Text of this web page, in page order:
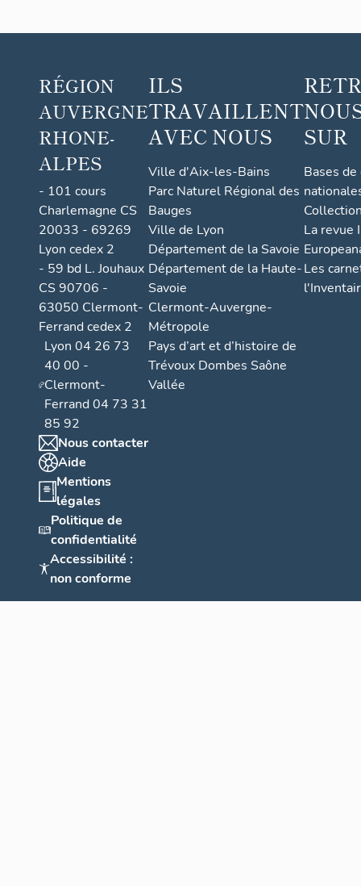
RÉGION
AUVERGNE
RHONE-
ALPES
- 101 cours
Charlemagne CS
20033 - 69269
Lyon cedex 2
- 59 bd L. Jouhaux
CS 90706 -
63050 Clermont-
Ferrand cedex 2
Lyon 04 26 73
40 00 -
Clermont-
Ferrand 04 73 31
85 92
Nous contacter
Aide
Mentions
légales
Politique de
confidentialité
Accessibilité :
non conforme
ILS
TRAVAILLENT
AVEC NOUS
Ville d'Aix-les-Bains
Parc Naturel Régional des
Bauges
Ville de Lyon
Département de la Savoie
Département de la Haute-
Savoie
Clermont-Auvergne-
Métropole
Pays d’art et d’histoire de
Trévoux Dombes Saône
Vallée
SUR
Bases
La revue
Les